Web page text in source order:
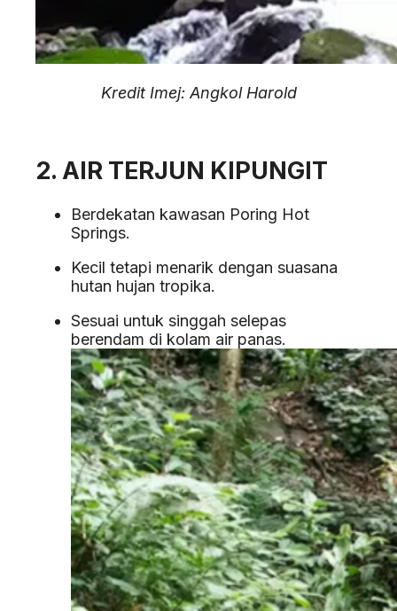
Kredit Imej: Angkol Harold
2. AIR TERJUN KIPUNGIT
Berdekatan kawasan Poring Hot
Springs.
Kecil tetapi menarik dengan suasana
hutan hujan tropika.
Sesuai untuk singgah selepas
berendam di kolam air panas.